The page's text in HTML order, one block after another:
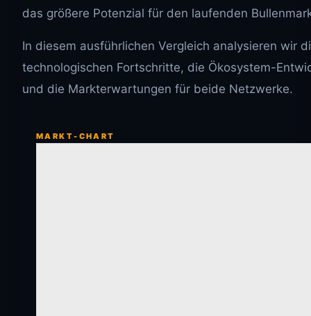
das größere Potenzial für den laufenden
In diesem ausführlichen Vergleich analysieren wir
technologischen Fortschritte, die Ökosystem-
und die Markterwartungen für beide Netzwerke.
MARKT-CHART